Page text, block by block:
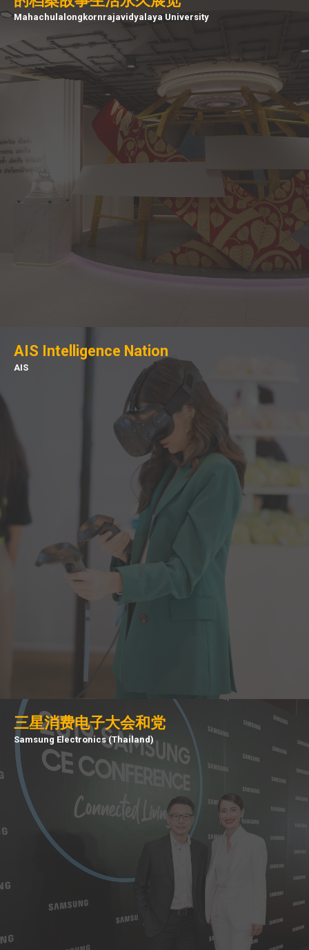
Mahachulalongkornrajavidyalaya University
AIS Intelligence Nation
AIS
三星消费电子大会和党
Samsung Electronics (Thailand)